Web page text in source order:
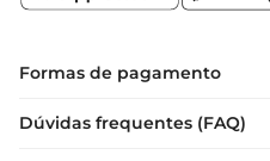
Formas de pagamento
Dúvidas frequentes (FAQ)